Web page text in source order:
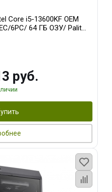
Core i5-13600KF OEM
6PC/ 64 ГБ ОЗУ/ Palit
GDDR7 256bit 3xDP
руб.